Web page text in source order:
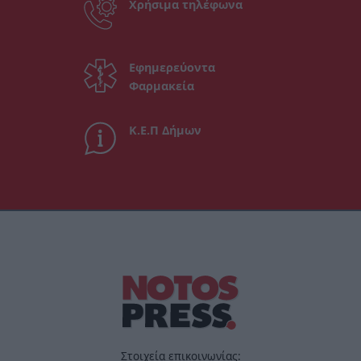
Χρήσιμα τηλέφωνα
Εφημερεύοντα
Φαρμακεία
Κ.Ε.Π Δήμων
Στοιχεία επικοινωνίας: